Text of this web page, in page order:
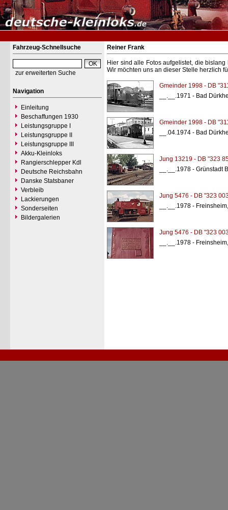
Fahrzeug-Schnellsuche
zur erweiterten Suche
Navigation
Einleitung
Beschaffungen 1930
Leistungsgruppe I
Leistungsgruppe II
Leistungsgruppe III
Akku-Kleinloks
Rangierschlepper Kdl
Deutsche Reichsbahn
Danske Statsbaner
Verbleib
Lackierungen
Sonderseiten
Bildergalerien
Reiner Frank
Hier sind alle Fotos aufgelistet, die
Wir möchten uns an dieser Stelle herzlich
Gmeinder 1998 - DB
__.__.1971 - Bad
Gmeinder 1998 - DB
__.04.1974 - Bad
Jung 13219 - DB "323
__.__.1978 - Grünstadt
Jung 5476 - DB "323
__.__.1978 -
Jung 5476 - DB "323
__.__.1978 -